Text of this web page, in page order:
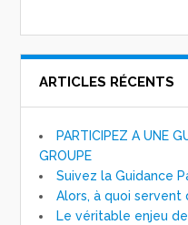
ARTICLES RÉCENTS
PARTICIPEZ A UNE
GROUPE
Suivez la Guidance
Alors, à quoi servent
Le véritable enjeu